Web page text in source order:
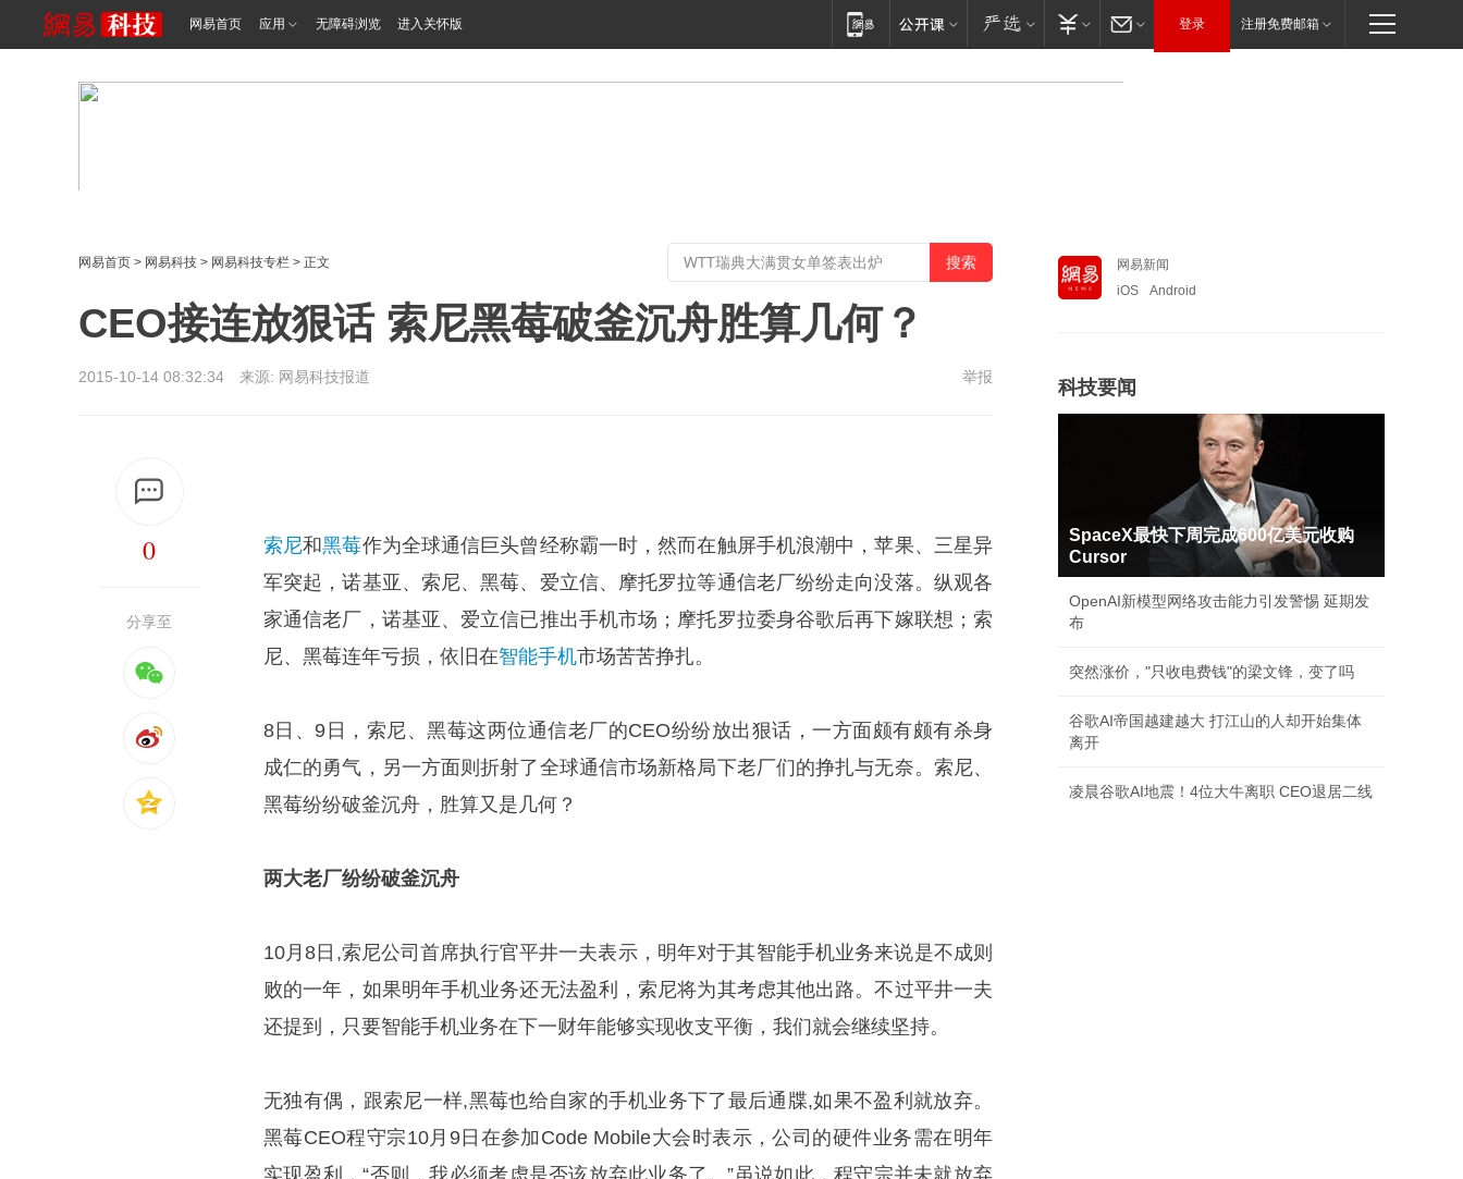
网易首页 应用 无障碍浏览 进入关怀版 登录 注册免费邮箱
网易首页 > 网易科技 > 网易科技专栏 > 正文
CEO接连放狠话 索尼黑莓破釜沉舟胜算几何？
2015-10-14 08:32:34 来源: 网易科技报道 举报
0
分享至
索尼和黑莓作为全球通信巨头曾经称霸一时，然而在触屏手机浪潮中，苹果、三星异
军突起，诺基亚、索尼、黑莓、爱立信、摩托罗拉等通信老厂纷纷走向没落。纵观各
家通信老厂，诺基亚、爱立信已推出手机市场；摩托罗拉委身谷歌后再下嫁联想；索
尼、黑莓连年亏损，依旧在智能手机市场苦苦挣扎。
8日、9日，索尼、黑莓这两位通信老厂的CEO纷纷放出狠话，一方面颇有颇有杀身
成仁的勇气，另一方面则折射了全球通信市场新格局下老厂们的挣扎与无奈。索尼、
黑莓纷纷破釜沉舟，胜算又是几何？
两大老厂纷纷破釜沉舟
10月8日,索尼公司首席执行官平井一夫表示，明年对于其智能手机业务来说是不成则
败的一年，如果明年手机业务还无法盈利，索尼将为其考虑其他出路。不过平井一夫
还提到，只要智能手机业务在下一财年能够实现收支平衡，我们就会继续坚持。
无独有偶，跟索尼一样,黑莓也给自家的手机业务下了最后通牒,如果不盈利就放弃。
黑莓CEO程守宗10月9日在参加Code Mobile大会时表示，公司的硬件业务需在明年
实现盈利，“否则，我必须考虑是否该放弃此业务了。”虽说如此，程守宗并未就放弃
网易新闻
iOS
Android
科技要闻
SpaceX最快下周完成600亿美元收购
Cursor
OpenAI新模型网络攻击能力引发警惕 延期发
布
突然涨价，"只收电费钱"的梁文锋，变了吗
谷歌AI帝国越建越大 打江山的人却开始集体
离开
凌晨谷歌AI地震！4位大牛离职 CEO退居二线